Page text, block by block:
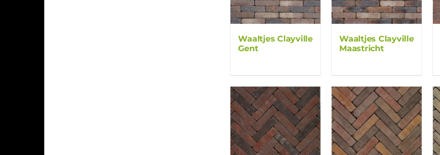
Waaltjes Clayville
Gent
Waaltjes Clayville
Maastricht